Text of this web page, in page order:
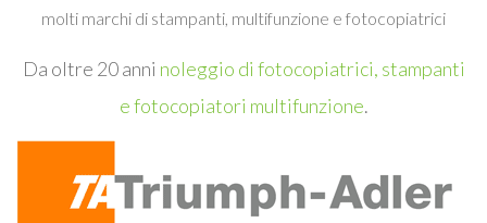
molti marchi di stampanti, multifunzione e fotocopiatrici
Da oltre 20 anni noleggio di fotocopiatrici, stampanti
e fotocopiatori multifunzione.